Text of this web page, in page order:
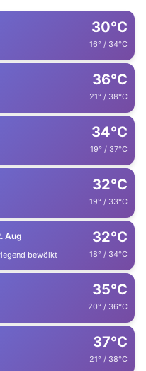
30°C
16° / 34°C
36°C
21° / 38°C
34°C
19° / 37°C
32°C
19° / 33°C
Aug
bewölkt
32°C
18° / 34°C
35°C
20° / 36°C
37°C
21° / 38°C